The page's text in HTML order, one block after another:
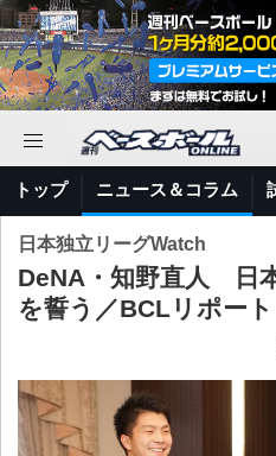
トップ ニュース＆コラム
日本独立リーグWatch
DeNA・知野直人 日
を誓う／BCLリポート